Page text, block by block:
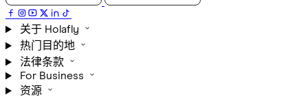
关于 Holafly
热门目的地
法律条款
For Business
资源